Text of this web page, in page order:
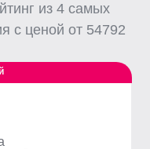
из 4 самых
с ценой от 54792